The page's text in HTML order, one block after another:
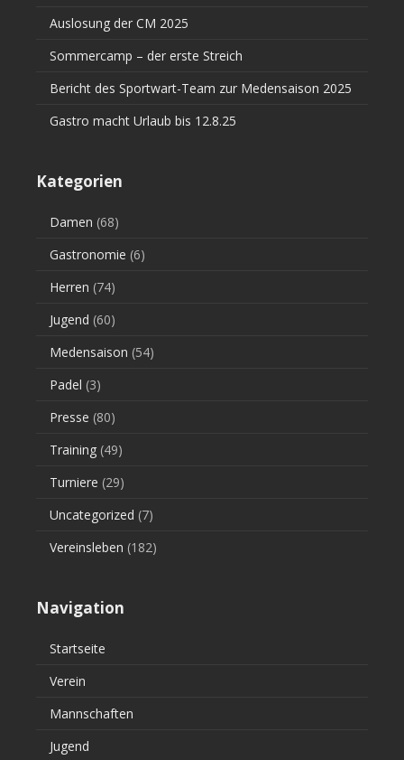
Auslosung der CM 2025
Sommercamp – der erste Streich
Bericht des Sportwart-Team zur Medensaison 2025
Gastro macht Urlaub bis 12.8.25
Kategorien
Damen (68)
Gastronomie (6)
Herren (74)
Jugend (60)
Medensaison (54)
Padel (3)
Presse (80)
Training (49)
Turniere (29)
Uncategorized (7)
Vereinsleben (182)
Navigation
Startseite
Verein
Mannschaften
Jugend